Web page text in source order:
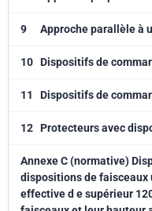
stéréovision (VBPDST) (voir
b) les tapis et planchers
e) les protecteurs avec
Le présent document ne
—
aux moyens de
bimanuelle montés sur
peuvent être manuellement
9 Approche parallèle à
10 Dispositifs de
11 Dispositifs de
12 Protecteurs avec
Annexe C (normative)
dispositions de faisceaux
effective d e supérieur